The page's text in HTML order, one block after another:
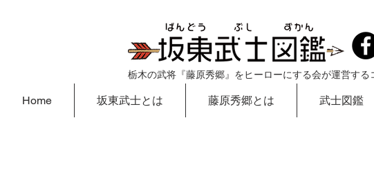
栃木の武将『藤原秀郷』をヒーローにする会が運営する
Home 坂東武士とは 藤原秀郷とは 武士図鑑